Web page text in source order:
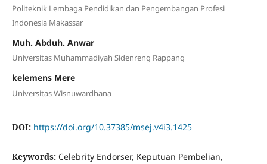
Politeknik Lembaga Pendidikan dan Pengembangan Profesi
Indonesia Makassar
Muh. Abduh. Anwar
Universitas Muhammadiyah Sidenreng Rappang
kelemens Mere
Universitas Wisnuwardhana
DOI: https://doi.org/10.37385/msej.v4i3.1425
Keywords: Celebrity Endorser, Keputuan Pembelian,